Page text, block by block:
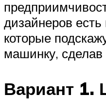
дизайнеров
которые
машинку,
Вариант 1.